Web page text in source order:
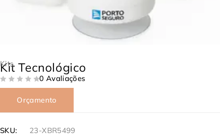
Kits
Kit Tecnológico
0 Avaliações
Orçamento
SKU:
23-XBR5499